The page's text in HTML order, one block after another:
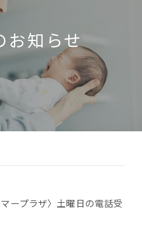
お知らせ
ープラザ〉土曜日の電話受